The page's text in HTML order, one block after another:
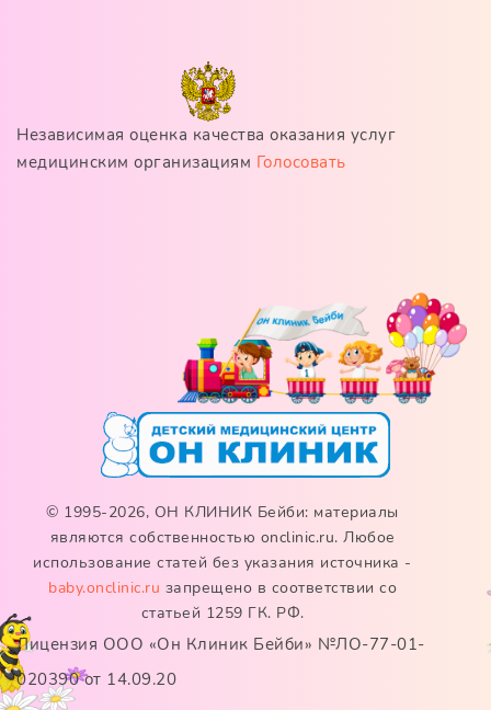
Независимая оценка качества оказания услуг
медицинским организациям Голосовать
© 1995-2026, ОН КЛИНИК Бейби: материалы
являются собственностью onclinic.ru. Любое
использование статей без указания источника -
baby.onclinic.ru запрещено в соответствии со
статьей 1259 ГК. РФ.
Лицензия ООО «Он Клиник Бейби» №ЛО-77-01-
020390 от 14.09.20